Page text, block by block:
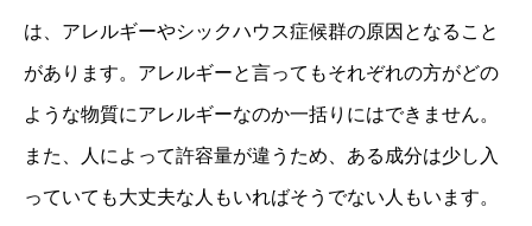
は、アレルギーやシックハウス症候群の原因となること
があります。アレルギーと言ってもそれぞれの方がどの
ような物質にアレルギーなのか一括りにはできません。
また、人によって許容量が違うため、ある成分は少し入
っていても大丈夫な人もいればそうでない人もいます。